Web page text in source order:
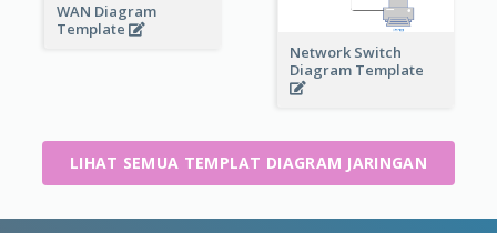
WAN Diagram
Template
Network Switch
Diagram Template
LIHAT SEMUA TEMPLAT DIAGRAM JARINGAN